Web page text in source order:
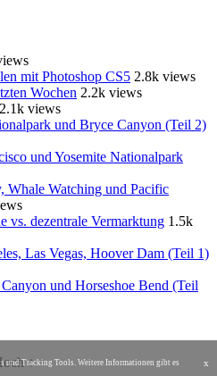
mit Photoshop CS5 2.8k views
Wochen 2.2k views
2.1k views
und Bryce Canyon (Teil 2)
und Yosemite Nationalpark
Whale Watching und Pacific
vs. dezentrale Vermarktung 1.5k
Las Vegas, Hoover Dam (Teil 1)
und Horseshoe Bend (Teil
↑
und Tracking Tools. Weitere Informationen gibt es x